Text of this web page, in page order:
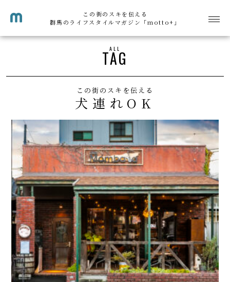
この街のスキを伝える
群馬のライフスタイルマガジン「motto+」
ALL
TAG
この街のスキを伝える
犬連れOK